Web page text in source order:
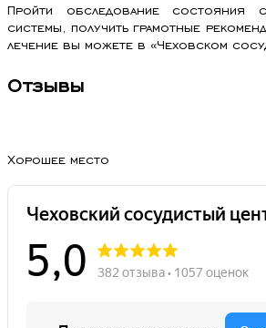
Пройти обследование состояния
системы, получить грамотные
лечение вы можете в «Чеховском
Отзывы
Хорошее место